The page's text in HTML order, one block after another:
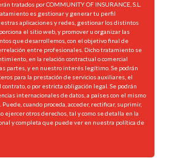
tratados por COMMUNITY OF INSURANCE, S.L.
es gestionar y generar tu perfil
aplicaciones y redes, gestionar los distintos
el sitio web, y promover u organizar las
que desarrollemos, con el objetivo final de
entre profesionales. Dicho tratamiento se
en la relación contractual o comercial
partes, y en nuestro interés legítimo. Se podrán
para la prestación de servicios auxiliares, el
o por estricta obligación legal. Se podrán
internacionales de datos, a países con el mismo
cuando proceda, acceder, rectificar, suprimir,
ejercer otros derechos, tal y como se detalla en la
y completa que puede ver en nuestra política de